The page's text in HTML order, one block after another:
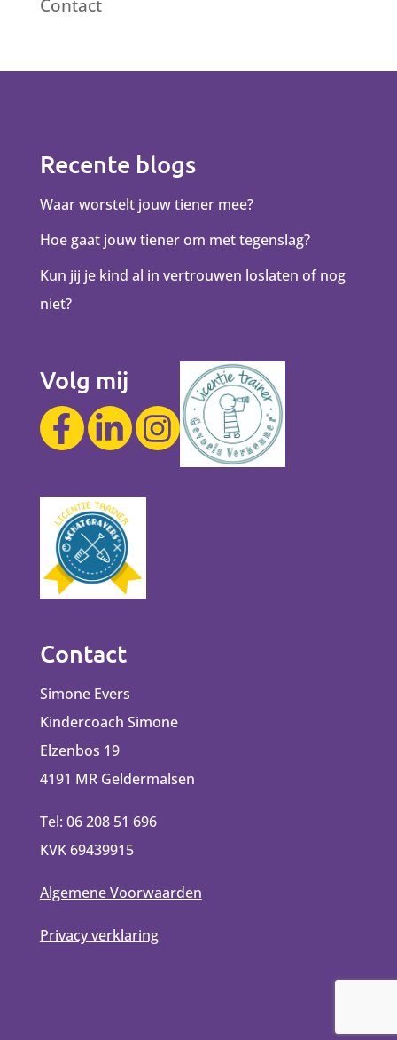
Contact
Recente blogs
Waar worstelt jouw tiener mee?
Hoe gaat jouw tiener om met tegenslag?
Kun jij je kind al in vertrouwen loslaten of nog
niet?
Volg mij
Contact
Simone Evers
Kindercoach Simone
Elzenbos 19
4191 MR Geldermalsen
Tel: 06 208 51 696
KVK 69439915
Algemene Voorwaarden
Privacy verklaring